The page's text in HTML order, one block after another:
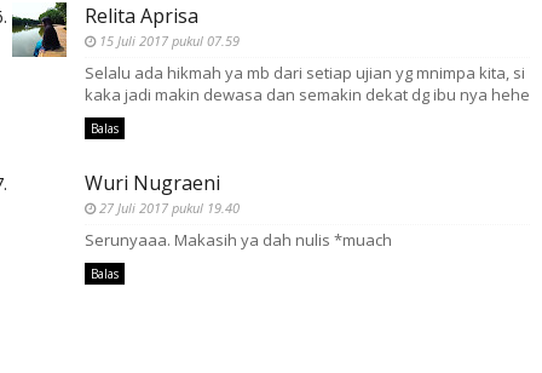
Relita Aprisa
15 Juli 2017 pukul 07.59
Selalu ada hikmah ya mb dari setiap ujian yg mnimpa kita, si
kaka jadi makin dewasa dan semakin dekat dg ibu nya hehe
Balas
Wuri Nugraeni
27 Juli 2017 pukul 19.40
Serunyaaa. Makasih ya dah nulis *muach
Balas